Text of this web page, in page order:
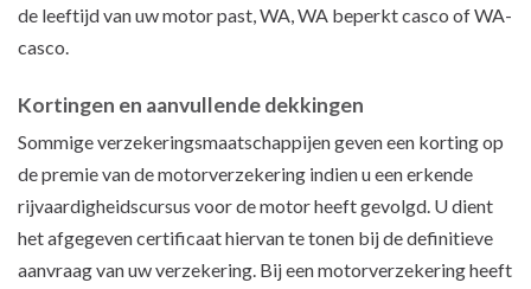
de leeftijd van uw motor past, WA, WA beperkt casco of WA-
casco.
Kortingen en aanvullende dekkingen
Sommige verzekeringsmaatschappijen geven een korting op
de premie van de motorverzekering indien u een erkende
rijvaardigheidscursus voor de motor heeft gevolgd. U dient
het afgegeven certificaat hiervan te tonen bij de definitieve
aanvraag van uw verzekering. Bij een motorverzekering heeft